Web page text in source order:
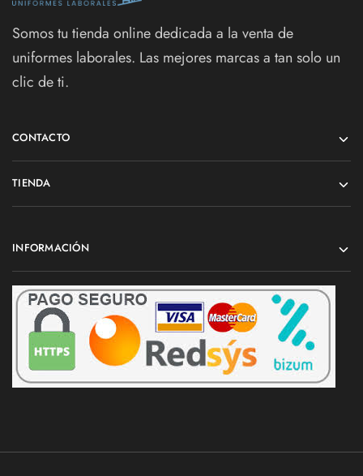
Somos tu tienda online dedicada a la venta de
uniformes laborales. Las mejores marcas a tan solo un
clic de ti.
CONTACTO
TIENDA
INFORMACIÓN